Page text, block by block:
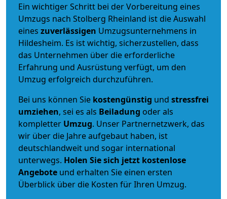
Ein wichtiger Schritt bei der Vorbereitung eines
Umzugs nach Stolberg Rheinland ist die Auswahl
eines zuverlässigen Umzugsunternehmens in
Hildesheim. Es ist wichtig, sicherzustellen, dass
das Unternehmen über die erforderliche
Erfahrung und Ausrüstung verfügt, um den
Umzug erfolgreich durchzuführen.
Bei uns können Sie kostengünstig und stressfrei
umziehen, sei es als Beiladung oder als
kompletter Umzug. Unser Partnernetzwerk, das
wir über die Jahre aufgebaut haben, ist
deutschlandweit und sogar international
unterwegs. Holen Sie sich jetzt kostenlose
Angebote und erhalten Sie einen ersten
Überblick über die Kosten für Ihren Umzug.